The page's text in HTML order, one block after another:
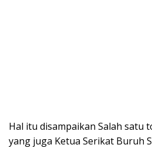
Hal itu disampaikan Salah satu
yang juga Ketua Serikat Buruh